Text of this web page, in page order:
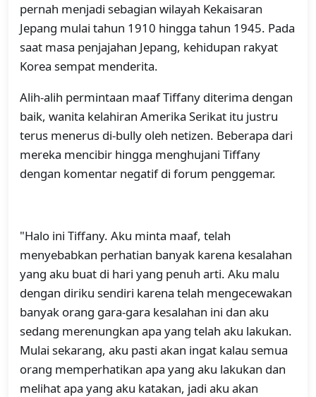
pernah menjadi sebagian wilayah Kekaisaran
Jepang mulai tahun 1910 hingga tahun 1945. Pada
saat masa penjajahan Jepang, kehidupan rakyat
Korea sempat menderita.
Alih-alih permintaan maaf Tiffany diterima dengan
baik, wanita kelahiran Amerika Serikat itu justru
terus menerus di-bully oleh netizen. Beberapa dari
mereka mencibir hingga menghujani Tiffany
dengan komentar negatif di forum penggemar.
"Halo ini Tiffany. Aku minta maaf, telah
menyebabkan perhatian banyak karena kesalahan
yang aku buat di hari yang penuh arti. Aku malu
dengan diriku sendiri karena telah mengecewakan
banyak orang gara-gara kesalahan ini dan aku
sedang merenungkan apa yang telah aku lakukan.
Mulai sekarang, aku pasti akan ingat kalau semua
orang memperhatikan apa yang aku lakukan dan
melihat apa yang aku katakan, jadi aku akan